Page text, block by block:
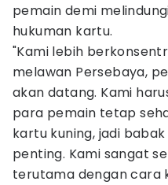
pemain demi
hukuman kartu.
"Kami lebih
melawan Persebaya,
akan datang. Kami
para pemain tetap
kartu kuning, jadi
penting. Kami sangat
terutama dengan cara